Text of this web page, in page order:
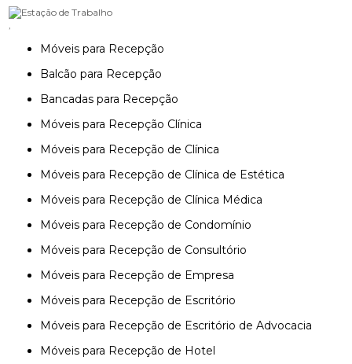
,
Móveis para Recepção
Balcão para Recepção
Bancadas para Recepção
Móveis para Recepção Clínica
Móveis para Recepção de Clínica
Móveis para Recepção de Clínica de Estética
Móveis para Recepção de Clínica Médica
Móveis para Recepção de Condomínio
Móveis para Recepção de Consultório
Móveis para Recepção de Empresa
Móveis para Recepção de Escritório
Móveis para Recepção de Escritório de Advocacia
Móveis para Recepção de Hotel